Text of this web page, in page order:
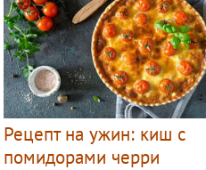
Рецепт на ужин: киш с
помидорами черри